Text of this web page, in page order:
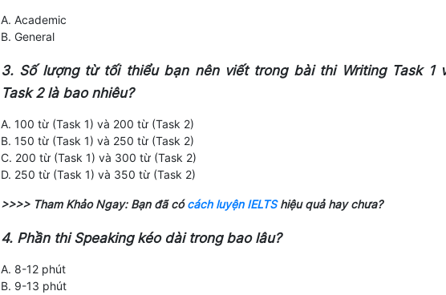
A. Academic
B. General
3. Số lượng từ tối thiểu bạn nên viết trong bài thi Writing Task 1
Task 2 là bao nhiêu?
A. 100 từ (Task 1) và 200 từ (Task 2)
B. 150 từ (Task 1) và 250 từ (Task 2)
C. 200 từ (Task 1) và 300 từ (Task 2)
D. 250 từ (Task 1) và 350 từ (Task 2)
>>>> Tham Khảo Ngay: Bạn đã cócách luyện IELTShiệu quả hay chưa?
4. Phần thi Speaking kéo dài trong bao lâu?
A. 8-12 phút
B. 9-13 phút